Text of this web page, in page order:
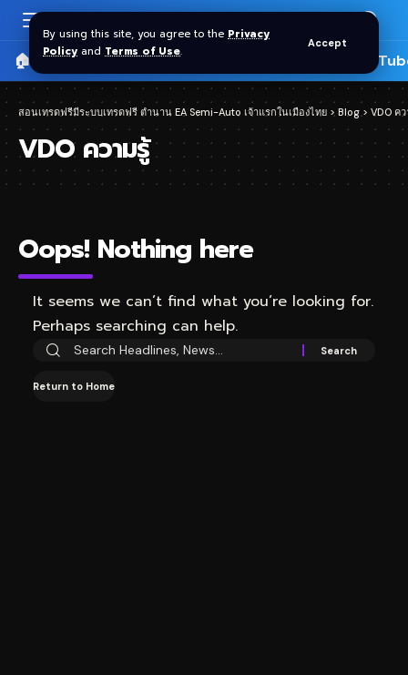
By using this site, you agree to the Privacy
Policy and Terms of Use.
Accept
🏠 หน้าแรก ราคาทอง SPDR 🎬
สอนเทรดฟรีมีระบบเทรดฟรี ตำนาน EA Semi-Auto เจ้าแรกในเมืองไทย > Blog> VDO ค
VDO ความรู้
Oops! Nothing here
It seems we can’t find what you’re looking for.
Perhaps searching can help.
Return to Home